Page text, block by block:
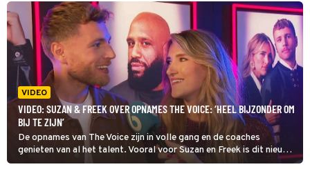
VIDEO
VIDEO: SUZAN & FREEK OVER OPNAMES THE VOICE: ‘HEEL BIJZONDER OM
BIJ TE ZIJN’
De opnames van The Voice zijn in volle gang en de coaches
genieten van al het talent. Vooral voor Suzan en Freek is dit nieuwe
avontuur heel bijzonder laten ze weten.